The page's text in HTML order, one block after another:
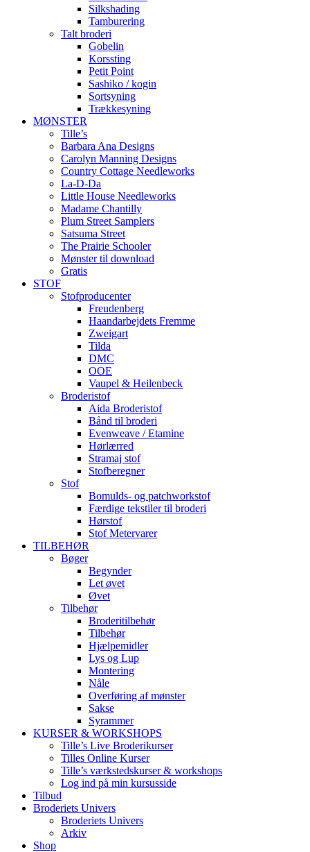
Silkshading
Tamburering
Talt broderi
Gobelin
Korssting
Petit Point
Sashiko / kogin
Sortsyning
Trækkesyning
MØNSTER
Tille’s
Barbara Ana Designs
Carolyn Manning Designs
Country Cottage Needleworks
La-D-Da
Little House Needleworks
Madame Chantilly
Plum Street Samplers
Satsuma Street
The Prairie Schooler
Mønster til download
Gratis
STOF
Stofproducenter
Freudenberg
Haandarbejdets Fremme
Zweigart
Tilda
DMC
OOE
Vaupel & Heilenbeck
Broderistof
Aida Broderistof
Bånd til broderi
Evenweave / Etamine
Hørlærred
Stramaj stof
Stofberegner
Stof
Bomulds- og patchworkstof
Færdige tekstiler til broderi
Hørstof
Stof Metervarer
TILBEHØR
Bøger
Begynder
Let øvet
Øvet
Tilbehør
Broderitilbehør
Tilbehør
Hjælpemidler
Lys og Lup
Montering
Nåle
Overføring af mønster
Sakse
Syrammer
KURSER & WORKSHOPS
Tille’s Live Broderikurser
Tilles Online Kurser
Tille’s værkstedskurser & workshops
Log ind på min kursusside
Tilbud
Broderiets Univers
Broderiets Univers
Arkiv
Shop